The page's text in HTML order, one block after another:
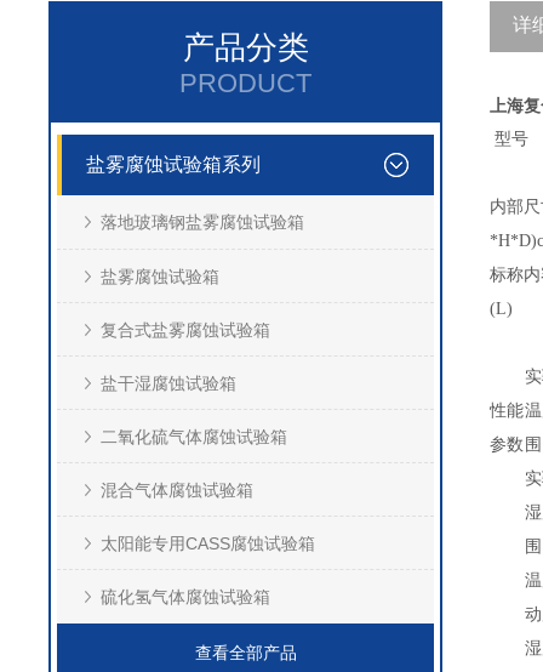
产品分类
PRODUCT
盐雾腐蚀试验箱系列
落地玻璃钢盐雾腐蚀试验箱
盐雾腐蚀试验箱
复合式盐雾腐蚀试验箱
盐干湿腐蚀试验箱
二氧化硫气体腐蚀试验箱
混合气体腐蚀试验箱
太阳能专用CASS腐蚀试验箱
硫化氢气体腐蚀试验箱
查看全部产品
详
上海
型号
内部
标称
(L)
性能
参数 围
围